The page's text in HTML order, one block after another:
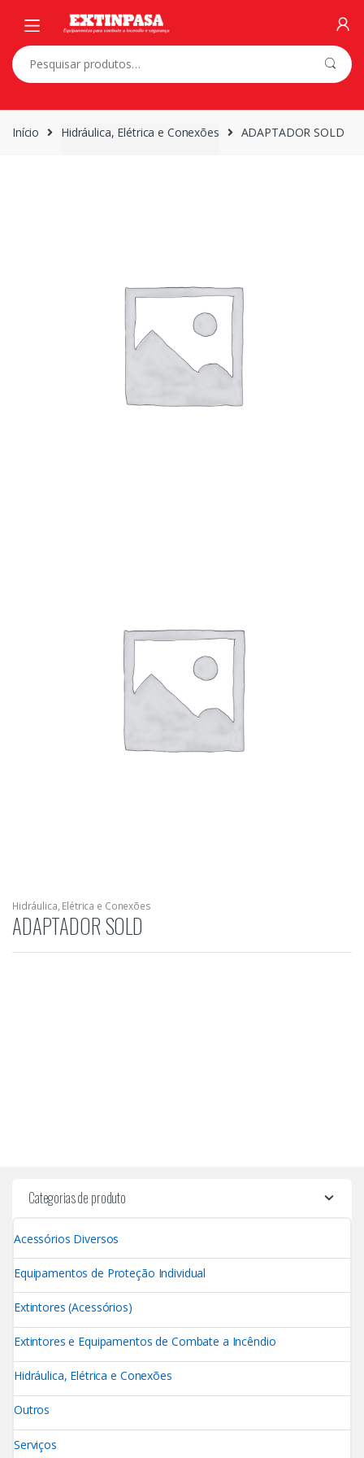
navigation
content
Pesquisar
por:
Início Hidráulica, Elétrica e Conexões ADAPTADOR SOLD
Hidráulica, Elétrica e Conexões
ADAPTADOR SOLD
Categorias de produto
Acessórios Diversos
Equipamentos de Proteção Individual
Extintores (Acessórios)
Extintores e Equipamentos de Combate a Incêndio
Hidráulica, Elétrica e Conexões
Outros
Serviços